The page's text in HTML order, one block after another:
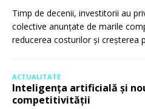
Timp de decenii, investitorii au
colective anunțate de marile
reducerea costurilor și creșterea
ACTUALITATE
Inteligența artificială și
competitivității